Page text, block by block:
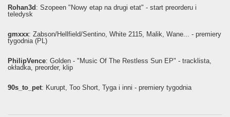
Rohan3d : Szopeen "Nowy etap na drugi etat" - start preorderu i
teledysk
gmxxx: Żabson/Hellfield/Sentino, White 2115, Malik, Wane... - premiery
tygodnia (PL)
PhilipVence: Golden - "Music Of The Restless Sun EP" - tracklista,
okładka, preorder, klip
90s_to_pet: Kurupt, Too Short, Tyga i inni - premiery tygodnia